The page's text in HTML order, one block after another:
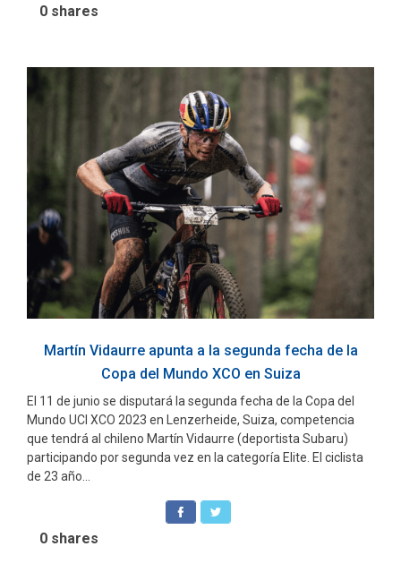
0 shares
Martín Vidaurre apunta a la segunda fecha de la
Copa del Mundo XCO en Suiza
El 11 de junio se disputará la segunda fecha de la Copa del
Mundo UCI XCO 2023 en Lenzerheide, Suiza, competencia
que tendrá al chileno Martín Vidaurre (deportista Subaru)
participando por segunda vez en la categoría Elite. El ciclista
de 23 año...
0 shares